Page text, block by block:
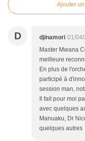
Ajouter
D djinamori 01/
Master Mwana
meilleure
En plus de
participé à
session man,
Il fait pour moi
avec quelques
Manuaku, Dr
quelques autres